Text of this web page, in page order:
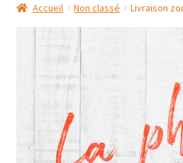
Plat du Jour/ Menu Week end
NOS BOUTIQUES
Accueil Non classé Livraison